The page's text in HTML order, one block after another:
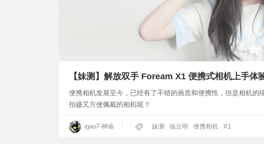
【妹测】解放双手 Foream X1 便携式相机上手体
便携相机发展至今，已经有了不错的画质和便携性，但是相机
拍摄又方便佩戴的相机呢？
igao7-神谕 妹测 福云明 便携相机 X1